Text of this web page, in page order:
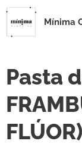
Mínima
Pasta
FLÚOR)